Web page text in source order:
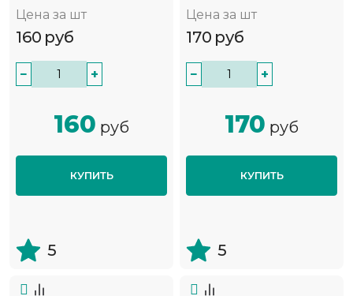
Цена за шт
160 руб
− +
160 руб
КУПИТЬ
5
Цена за шт
170 руб
− +
170 руб
КУПИТЬ
5